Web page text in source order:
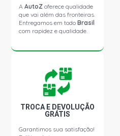
2012)
C3 XTR HATCH 1.6 16V
C3 GLX HATCH 1.6 16V
2013)
AAutoZ oferece qualidade
que vai além das fronteiras.
Entregamos em todoBrasil
com rapidez e qualidade.
TROCA E DEVOLUÇÃO
GRÁTIS
Garantimos sua satisfação!